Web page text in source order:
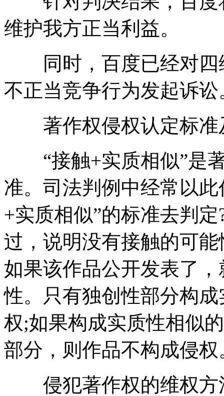
维护我方正当利益。
同时，百度已经对四
不正当竞争行为发起诉讼
著作权侵权认定标准
“接触+实质相似”是著
准。司法判例中经常以
+实质相似”的标准去判
过，说明没有接触的可
如果该作品公开发表了
性。只有独创性部分构
权;如果构成实质性相似
部分，则作品不构成侵权
侵犯著作权的维权方